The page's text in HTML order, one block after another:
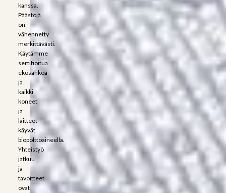
kanssa.
Päästöjä
on
vähennetty
merkittävästi.
Käytämme
sertifioitua
ekosähköä
ja
kaikki
koneet
ja
laitteet
käyvät
biopolttoaineella.
Yhteistyö
jatkuu
ja
tavoitteet
ovat